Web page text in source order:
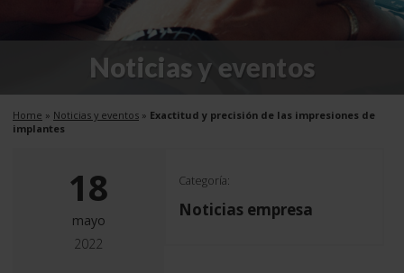
Noticias y eventos
Home » Noticias y eventos » Exactitud y precisión de las impresiones de
implantes
18
mayo
2022
Categoría:
Noticias empresa